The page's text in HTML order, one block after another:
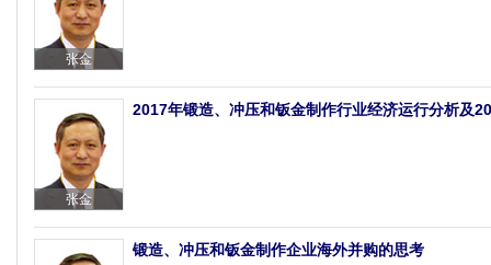
张金
张金
2017年锻造、冲压和钣金制作行业经济运行分析及
锻造、冲压和钣金制作企业海外并购的思考